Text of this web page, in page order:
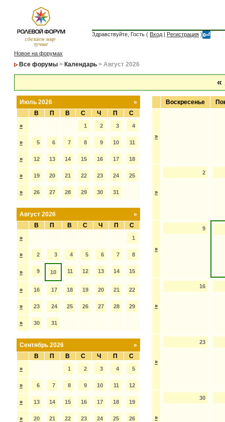
Здравствуйте, Гость ( Вход | Регистрация )
Новое на форумах
Все форумы > Календарь > Август 2026
«
»
Июль 2026
В
П В С Ч П С
» 1 2 3 4
» 5 6 7 8 9 10 11
» 12 13 14 15 16 17 18
» 19 20 21 22 23 24 25
» 26 27 28 29 30 31
»
Август 2026
В
П В С Ч П С
» 1
» 2 3 4 5 6 7 8
» 9 10 11 12 13 14 15
» 16 17 18 19 20 21 22
» 23 24 25 26 27 28 29
» 30 31
»
Сентябрь 2026
В
П В С Ч П С
» 1 2 3 4 5
» 6 7 8 9 10 11 12
» 13 14 15 16 17 18 19
» 20 21 22 23 24 25 26
Воскресенье
»
»
2
»
9
»
16
»
23
»
30